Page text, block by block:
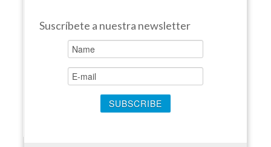
Suscríbete a nuestra newsletter